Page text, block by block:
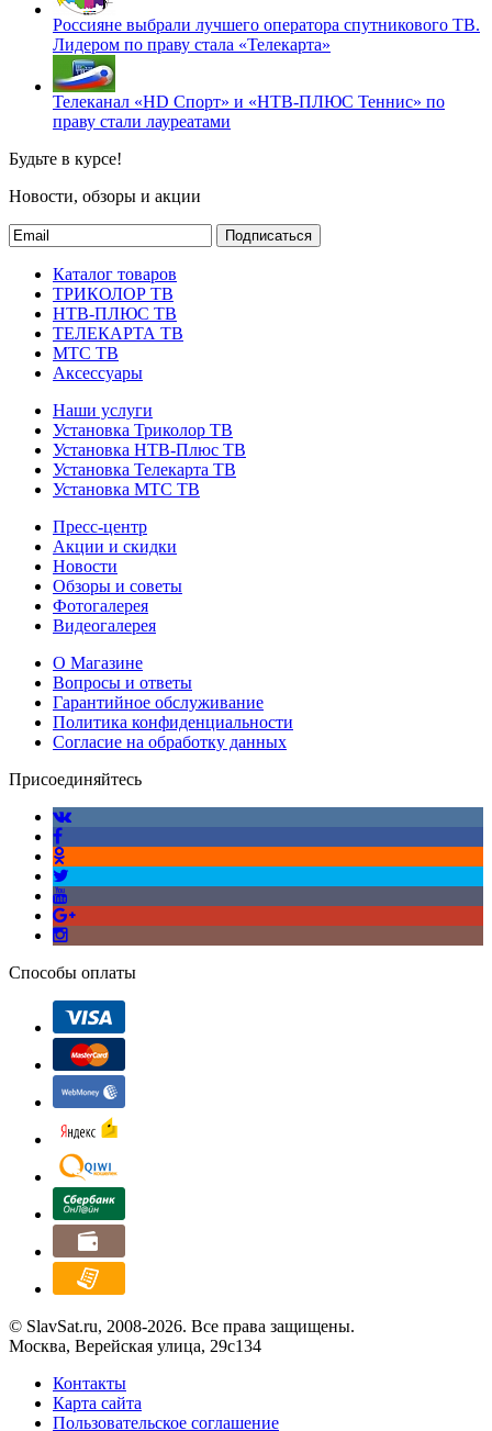
Россияне выбрали лучшего оператора спутникового ТВ.
Лидером по праву стала «Телекарта»
Телеканал «HD Спорт» и «НТВ-ПЛЮС Теннис» по
праву стали лауреатами
Будьте в курсе!
Новости, обзоры и акции
Подписаться
Каталог товаров
ТРИКОЛОР ТВ
НТВ-ПЛЮС ТВ
ТЕЛЕКАРТА ТВ
МТС ТВ
Аксессуары
Наши услуги
Установка Триколор ТВ
Установка НТВ-Плюс ТВ
Установка Телекарта ТВ
Установка МТС ТВ
Пресс-центр
Акции и скидки
Новости
Обзоры и советы
Фотогалерея
Видеогалерея
О Магазине
Вопросы и ответы
Гарантийное обслуживание
Политика конфиденциальности
Согласие на обработку данных
Присоединяйтесь
Способы оплаты
© SlavSat.ru, 2008-2026. Все права защищены.
Москва, Верейская улица, 29с134
Контакты
Карта сайта
Пользовательское соглашение